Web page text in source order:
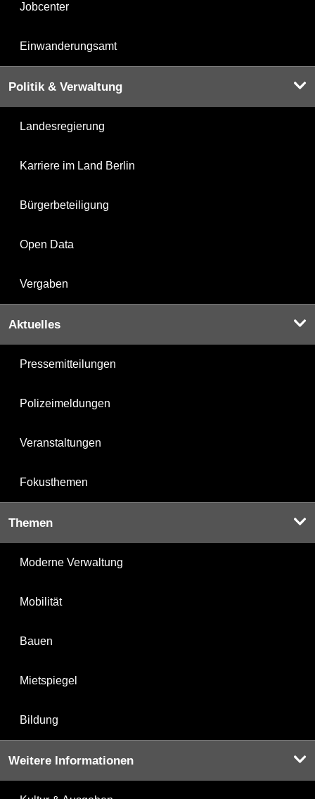
Jobcenter
Einwanderungsamt
Politik & Verwaltung
Landesregierung
Karriere im Land Berlin
Bürgerbeteiligung
Open Data
Vergaben
Aktuelles
Pressemitteilungen
Polizeimeldungen
Veranstaltungen
Fokusthemen
Themen
Moderne Verwaltung
Mobilität
Bauen
Mietspiegel
Bildung
Weitere Informationen